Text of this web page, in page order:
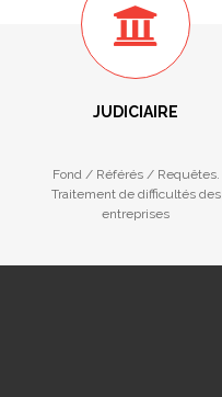
JUDICIAIRE
Fond / Référés / Requêtes.
Traitement de difficultés des
entreprises